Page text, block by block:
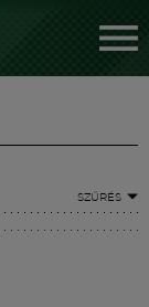
SZŰRÉS